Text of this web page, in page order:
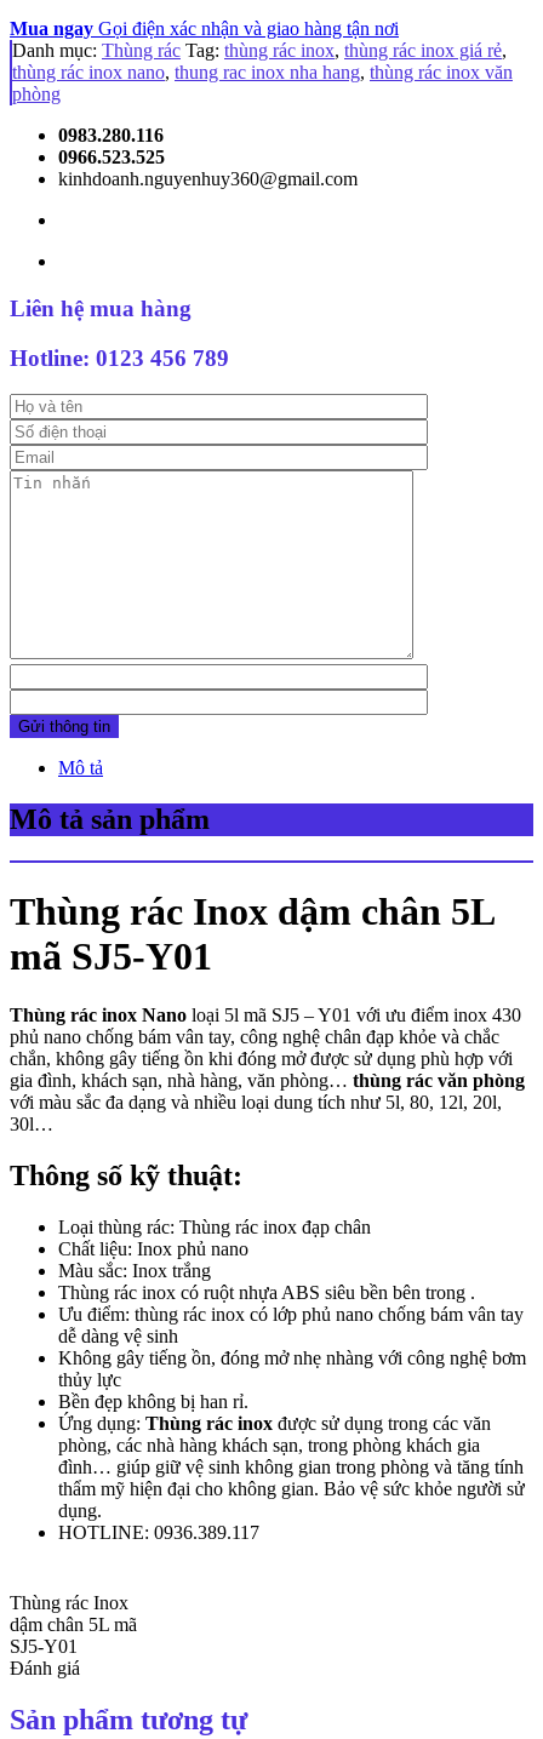
Mua ngay Gọi điện xác nhận và giao hàng tận nơi
Danh mục: Thùng rác Tag: thùng rác inox, thùng rác inox giá rẻ,
thùng rác inox nano, thung rac inox nha hang, thùng rác inox văn
phòng
0983.280.116
0966.523.525
kinhdoanh.nguyenhuy360@gmail.com
Liên hệ mua hàng
Hotline: 0123 456 789
Mô tả
Mô tả sản phẩm
Thùng rác Inox dậm chân 5L
mã SJ5-Y01
Thùng rác inox Nano loại 5l mã SJ5 – Y01 với ưu điểm inox 430
phủ nano chống bám vân tay, công nghệ chân đạp khỏe và chắc
chắn, không gây tiếng ồn khi đóng mở được sử dụng phù hợp với
gia đình, khách sạn, nhà hàng, văn phòng… thùng rác văn phòng
với màu sắc đa dạng và nhiều loại dung tích như 5l, 80, 12l, 20l,
30l…
Thông số kỹ thuật:
Loại thùng rác: Thùng rác inox đạp chân
Chất liệu: Inox phủ nano
Màu sắc: Inox trắng
Thùng rác inox có ruột nhựa ABS siêu bền bên trong .
Ưu điểm: thùng rác inox có lớp phủ nano chống bám vân tay
dễ dàng vệ sinh
Không gây tiếng ồn, đóng mở nhẹ nhàng với công nghệ bơm
thủy lực
Bền đẹp không bị han rỉ.
Ứng dụng: Thùng rác inox được sử dụng trong các văn
phòng, các nhà hàng khách sạn, trong phòng khách gia
đình… giúp giữ vệ sinh không gian trong phòng và tăng tính
thẩm mỹ hiện đại cho không gian. Bảo vệ sức khỏe người sử
dụng.
HOTLINE: 0936.389.117
Thùng rác Inox
dậm chân 5L mã
SJ5-Y01
Đánh giá
Sản phẩm tương tự